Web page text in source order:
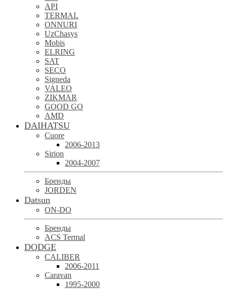
API
TERMAL
ONNURI
UzChasys
Mobis
ELRING
SAT
SECO
Signeda
VALEO
ZIKMAR
GOOD GO
AMD
DAIHATSU
Cuore
2006-2013
Sirion
2004-2007
Бренды
JORDEN
Datsun
ON-DO
Бренды
ACS Termal
DODGE
CALIBER
2006-2011
Caravan
1995-2000